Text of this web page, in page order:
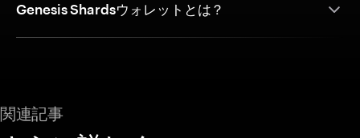
Genesis Shardsウォレットとは？
関連記事